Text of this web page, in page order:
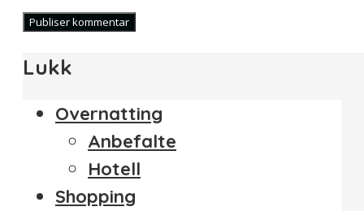
Lukk
Overnatting
Anbefalte
Hotell
Shopping